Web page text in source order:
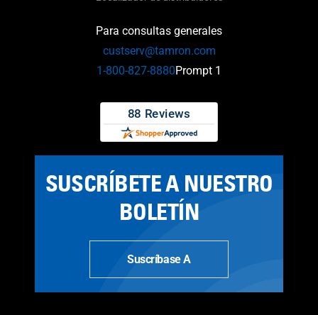
Para consultas generales
custserv@tamron.com
1-800-827-8880Prompt 1
SUSCRÍBETE A NUESTRO
BOLETÍN
Suscríbase A